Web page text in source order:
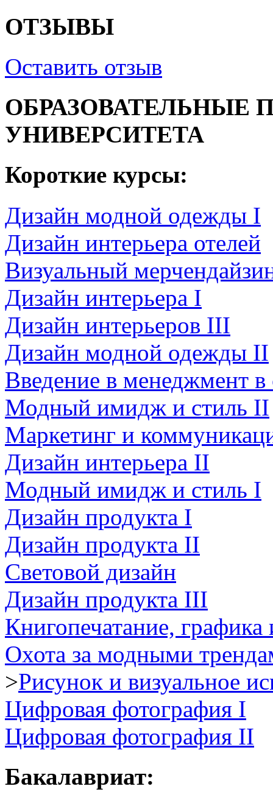
ОТЗЫВЫ
Оставить отзыв
ОБРАЗОВАТЕЛЬНЫЕ
УНИВЕРСИТЕТА
Короткие курсы:
Дизайн модной одежды I
Дизайн интерьера отелей
Визуальный
Дизайн интерьера I
Дизайн интерьеров III
Дизайн модной одежды II
Введение в менеджмент
Модный имидж и стиль II
Маркетинг и
Дизайн интерьера II
Модный имидж и стиль I
Дизайн продукта I
Дизайн продукта II
Световой дизайн
Дизайн продукта III
Книгопечатание,
Охота за модными
>Рисунок и визуальное
Цифровая фотография I
Цифровая фотография II
Бакалавриат: